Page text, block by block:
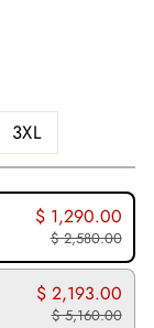
3XL
$ 1,290.00
$ 2,580.00
$ 2,193.00
$ 5,160.00